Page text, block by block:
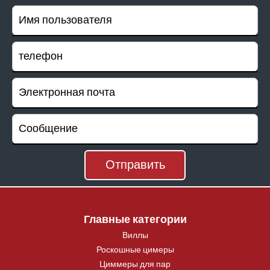
самостоятельно. Будь то завтрак,
оформление дня рождения — хозяева могут
помочь с координацией и подготовкой заранее.
Доступность и удобный подъезд
Elwansa Palace предлагает относительно
удобный доступ для гостей с ограниченной
мобильностью благодаря возможности
подъехать на автомобиле почти к вилле и
пользоваться первым этажом и большим
гостиную, кухню, гостевые комнаты и удобный
доступ к основным открытым зонам, поэтому
гости, которые не поднимаются на второй этаж,
могут пользоваться значительной частью
Главные категории
Виллы
Роскошные цимеры
Циммеры для пар